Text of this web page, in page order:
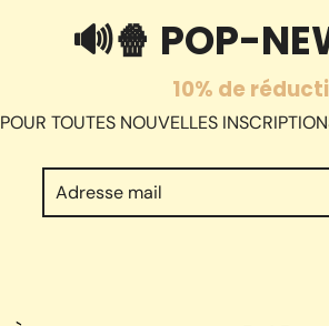
🔊🍿 POP-
10% de
POUR TOUTES NOUVELLES
Chercher